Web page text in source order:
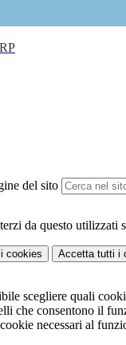
del sito
da questo
i cookies Accetta tutti i
scegliere quali
che consentono il
necessari al